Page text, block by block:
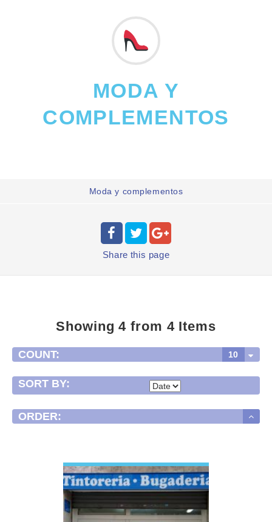
MODA Y
COMPLEMENTOS
Moda y complementos
Share this page
Showing 4 from 4 Items
COUNT: 10
SORT BY:
ORDER: